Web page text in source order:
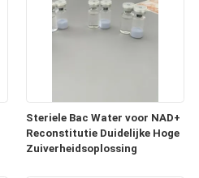
Steriele Bac Water voor NAD+
Reconstitutie Duidelijke Hoge
Zuiverheidsoplossing